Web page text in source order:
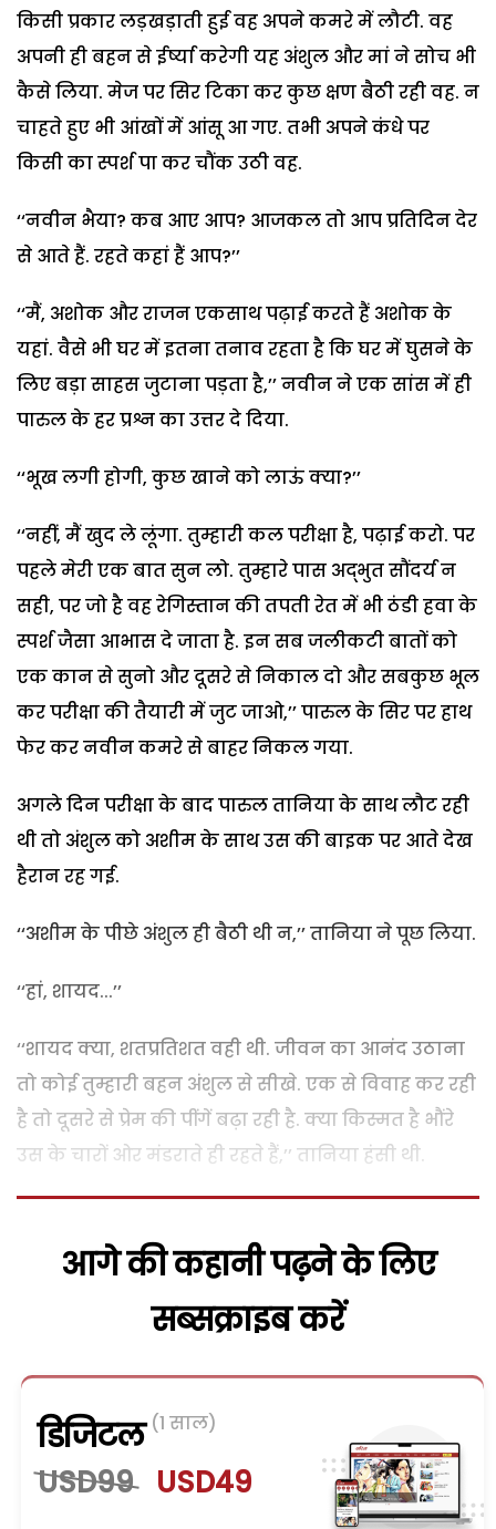
किसी प्रकार लड़खड़ाती हुई वह अपने कमरे में लौटी. वह
अपनी ही बहन से ईर्ष्या करेगी यह अंशुल और मां ने सोच भी
कैसे लिया. मेज पर सिर टिका कर कुछ क्षण बैठी रही वह. न
चाहते हुए भी आंखों में आंसू आ गए. तभी अपने कंधे पर
किसी का स्पर्श पा कर चौंक उठी वह.
‘‘नवीन भैया? कब आए आप? आजकल तो आप प्रतिदिन देर
से आते हैं. रहते कहां हैं आप?’’
‘‘मैं, अशोक और राजन एकसाथ पढ़ाई करते हैं अशोक के
यहां. वैसे भी घर में इतना तनाव रहता है कि घर में घुसने के
लिए बड़ा साहस जुटाना पड़ता है,’’ नवीन ने एक सांस में ही
पारुल के हर प्रश्न का उत्तर दे दिया.
‘‘भूख लगी होगी, कुछ खाने को लाऊं क्या?’’
‘‘नहीं, मैं खुद ले लूंगा. तुम्हारी कल परीक्षा है, पढ़ाई करो. पर
पहले मेरी एक बात सुन लो. तुम्हारे पास अद्भुत सौंदर्य न
सही, पर जो है वह रेगिस्तान की तपती रेत में भी ठंडी हवा के
स्पर्श जैसा आभास दे जाता है. इन सब जलीकटी बातों को
एक कान से सुनो और दूसरे से निकाल दो और सबकुछ भूल
कर परीक्षा की तैयारी में जुट जाओ,’’ पारुल के सिर पर हाथ
फेर कर नवीन कमरे से बाहर निकल गया.
अगले दिन परीक्षा के बाद पारुल तानिया के साथ लौट रही
थी तो अंशुल को अशीम के साथ उस की बाइक पर आते देख
हैरान रह गई.
‘‘अशीम के पीछे अंशुल ही बैठी थी न,’’ तानिया ने पूछ लिया.
‘‘हां, शायद...’’
‘‘शायद क्या, शतप्रतिशत वही थी. जीवन का आनंद उठाना
तो कोई तुम्हारी बहन अंशुल से सीखे. एक से विवाह कर रही
है तो दूसरे से प्रेम की पींगें बढ़ा रही है. क्या किस्मत है भौंरे
उस के चारों ओर मंडराते ही रहते हैं,’’ तानिया हंसी थी.
आगे की कहानी पढ़ने के लिए
सब्सक्राइब करें
डिजिटल (1 साल)
USD99 USD49